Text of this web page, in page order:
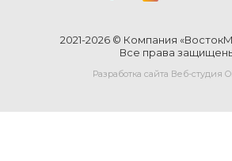
2021-2026 © Компания
Все права
Разработка сайта Веб-студия